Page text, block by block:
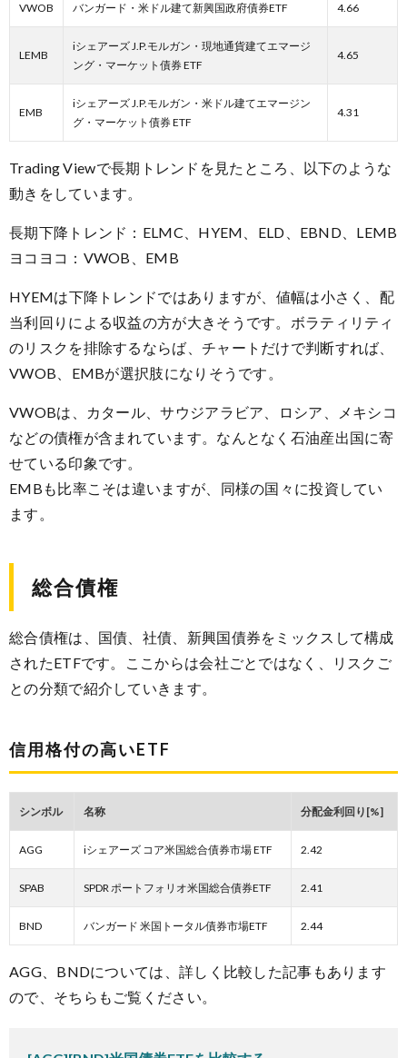
VWOB バンガード・米ドル建て新興国政府債券ETF 4.66
LEMB
iシェアーズ J.P.モルガン・現地通貨建てエマージ
ング・マーケット債券 ETF
4.65
EMB
iシェアーズ J.P.モルガン・米ドル建てエマージン
グ・マーケット債券 ETF
4.31
Trading Viewで長期トレンドを見たところ、以下のような
動きをしています。
長期下降トレンド：ELMC、HYEM、ELD、EBND、LEMB
ヨコヨコ：VWOB、EMB
HYEMは下降トレンドではありますが、値幅は小さく、配
当利回りによる収益の方が大きそうです。ボラティリティ
のリスクを排除するならば、チャートだけで判断すれば、
VWOB、EMBが選択肢になりそうです。
VWOBは、カタール、サウジアラビア、ロシア、メキシコ
などの債権が含まれています。なんとなく石油産出国に寄
せている印象です。
EMBも比率こそは違いますが、同様の国々に投資してい
ます。
総合債権
総合債権は、国債、社債、新興国債券をミックスして構成
されたETFです。ここからは会社ごとではなく、リスクご
との分類で紹介していきます。
信用格付の高いETF
シンボル 名称 分配金利回り[%]
AGG iシェアーズ コア米国総合債券市場 ETF 2.42
SPAB SPDR ポートフォリオ米国総合債券ETF 2.41
BND バンガード 米国トータル債券市場ETF 2.44
AGG、BNDについては、詳しく比較した記事もあります
ので、そちらもご覧ください。